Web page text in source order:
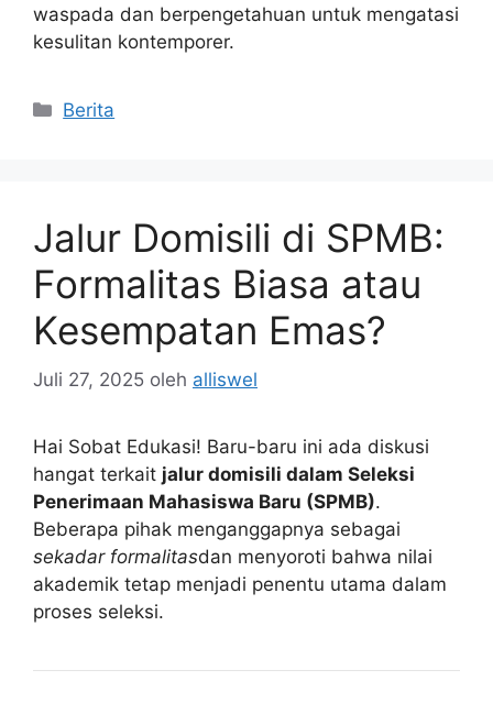
waspada dan berpengetahuan untuk mengatasi
kesulitan kontemporer.
Kategori
Berita
Jalur Domisili di SPMB:
Formalitas Biasa atau
Kesempatan Emas?
Juli 27, 2025 oleh alliswel
Hai Sobat Edukasi! Baru-baru ini ada diskusi
hangat terkait jalur domisili dalam Seleksi
Penerimaan Mahasiswa Baru (SPMB).
Beberapa pihak menganggapnya sebagai
sekadar formalitasdan menyoroti bahwa nilai
akademik tetap menjadi penentu utama dalam
proses seleksi.